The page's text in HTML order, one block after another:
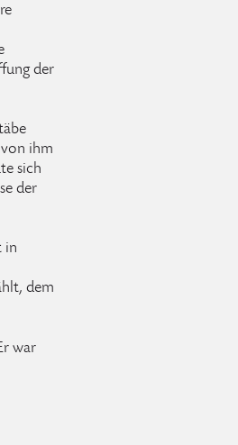
der
von ihm
sich
der
in
dem
war